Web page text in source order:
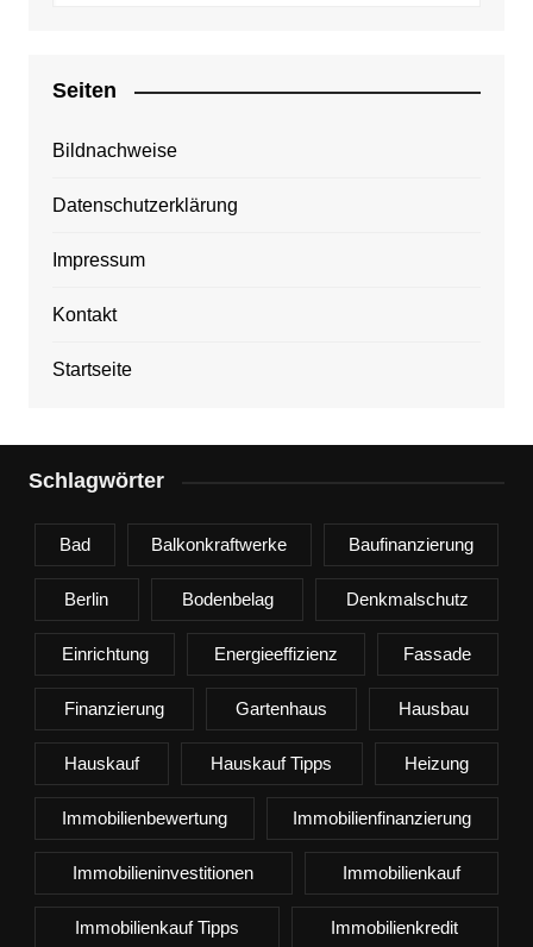
Seiten
Bildnachweise
Datenschutzerklärung
Impressum
Kontakt
Startseite
Schlagwörter
Bad Balkonkraftwerke Baufinanzierung
Berlin Bodenbelag Denkmalschutz
Einrichtung Energieeffizienz Fassade
Finanzierung Gartenhaus Hausbau
Hauskauf Hauskauf Tipps Heizung
Immobilienbewertung Immobilienfinanzierung
Immobilieninvestitionen Immobilienkauf
Immobilienkauf Tipps Immobilienkredit